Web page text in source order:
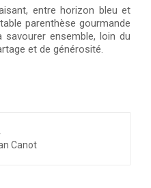
entre horizon bleu et
parenthèse gourmande
ensemble, loin du
et de générosité.
Canot